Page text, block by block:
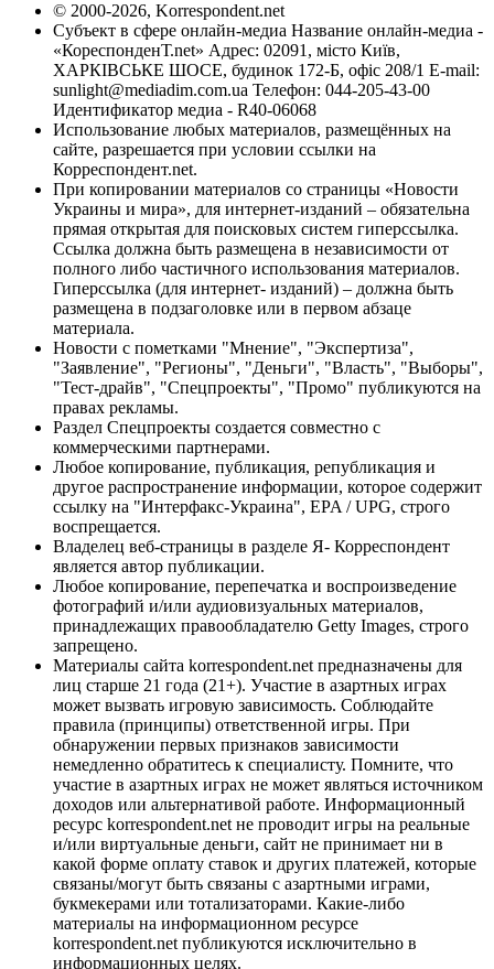
© 2000-2026, Korrespondent.net
Субъект в сфере онлайн-медиа Название онлайн-медиа -
«КореспонденТ.net» Адрес: 02091, місто Київ,
ХАРКІВСЬКЕ ШОСЕ, будинок 172-Б, офіс 208/1 E-mail:
sunlight@mediadim.com.ua Телефон: 044-205-43-00
Идентификатор медиа - R40-06068
Использование любых материалов, размещённых на
сайте, разрешается при условии ссылки на
Корреспондент.net.
При копировании материалов со страницы «Новости
Украины и мира», для интернет-изданий – обязательна
прямая открытая для поисковых систем гиперссылка.
Ссылка должна быть размещена в независимости от
полного либо частичного использования материалов.
Гиперссылка (для интернет- изданий) – должна быть
размещена в подзаголовке или в первом абзаце
материала.
Новости с пометками "Мнение", "Экспертиза",
"Заявление", "Регионы", "Деньги", "Власть", "Выборы",
"Тест-драйв", "Спецпроекты", "Промо" публикуются на
правах рекламы.
Раздел Спецпроекты создается совместно с
коммерческими партнерами.
Любое копирование, публикация, републикация и
другое распространение информации, которое содержит
ссылку на "Интерфакс-Украина", EPA / UPG, строго
воспрещается.
Владелец веб-страницы в разделе Я- Корреспондент
является автор публикации.
Любое копирование, перепечатка и воспроизведение
фотографий и/или аудиовизуальных материалов,
принадлежащих правообладателю Getty Images, строго
запрещено.
Материалы сайта korrespondent.net предназначены для
лиц старше 21 года (21+). Участие в азартных играх
может вызвать игровую зависимость. Соблюдайте
правила (принципы) ответственной игры. При
обнаружении первых признаков зависимости
немедленно обратитесь к специалисту. Помните, что
участие в азартных играх не может являться источником
доходов или альтернативой работе. Информационный
ресурс korrespondent.net не проводит игры на реальные
и/или виртуальные деньги, сайт не принимает ни в
какой форме оплату ставок и других платежей, которые
связаны/могут быть связаны с азартными играми,
букмекерами или тотализаторами. Какие-либо
материалы на информационном ресурсе
korrespondent.net публикуются исключительно в
информационных целях.